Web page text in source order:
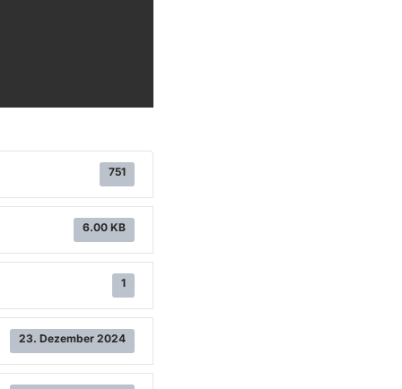
751
6.00 KB
1
23. Dezember 2024